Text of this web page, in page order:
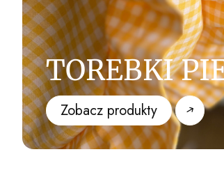
TOREBKI
Zobacz produkty